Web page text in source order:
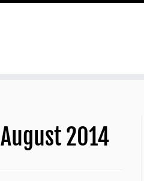
August 2014